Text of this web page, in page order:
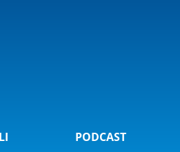
PODCAST